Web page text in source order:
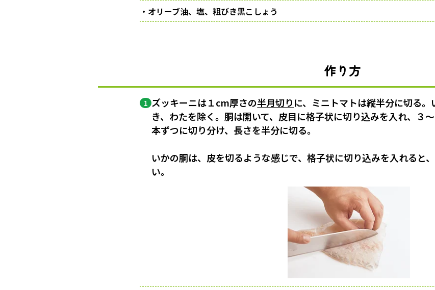
・オリーブ油、塩、粗びき黒こしょう
作り方
1 ズッキーニは１cm厚さの半月切りに、ミニトマトは縦半分に切る
き、わたを除く。胴は開いて、皮目に格子状に切り込みを入れ、３
本ずつに切り分け、長さを半分に切る。
いかの胴は、皮を切るような感じで、格子状に切り込みを入れると
い。